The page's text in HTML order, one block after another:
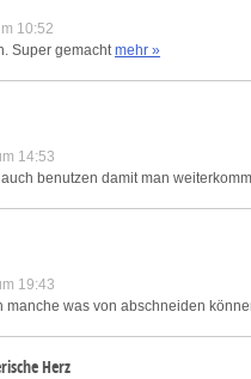
10:52
Super gemachtmehr »
14:53
benutzen damit man
19:43
was von abschneiden
Herz